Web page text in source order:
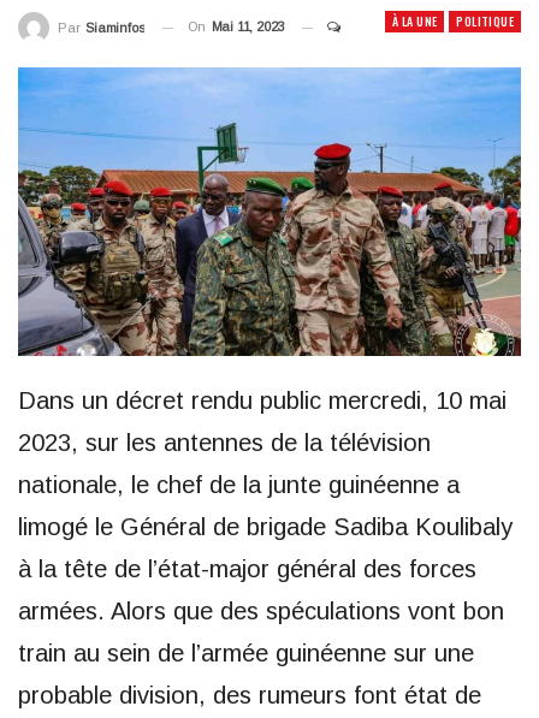
À LA UNE POLITIQUE
Par Siaminfos On Mai 11, 2023
Dans un décret rendu public mercredi, 10 mai
2023, sur les antennes de la télévision
nationale, le chef de la junte guinéenne a
limogé le Général de brigade Sadiba Koulibaly
à la tête de l’état-major général des forces
armées. Alors que des spéculations vont bon
train au sein de l’armée guinéenne sur une
probable division, des rumeurs font état de